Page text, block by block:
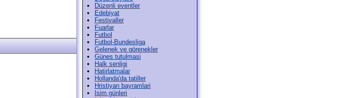
Düzenli eventler
Edebiyat
Festivaller
Fuarlar
Futbol
Futbol-Bundesliga
Gelenek ve görenekler
Günes tutulmasi
Halk senligi
Hatirlatmalar
Hollanda'da tatiller
Hristiyan bayramlari
Isim günleri